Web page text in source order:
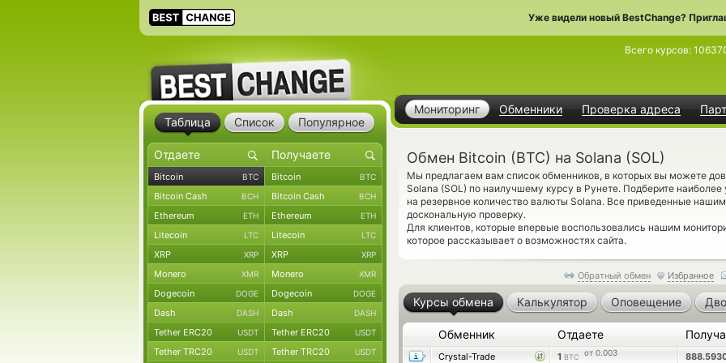
Уже видели новый BestChange?
Мониторинг Обменники Проверка адреса
Всего курсов:
Обмен Bitcoin (BTC) на Solana (SOL)
Мы предлагаем вам список обменников, в которых вы можете
Solana (SOL) по наилучшему курсу в Рунете. Подберите
на резервное количество валюты Solana. Все приведенные
доскональную проверку.
Для клиентов, которые впервые воспользовались нашим
которое рассказывает о возможностях сайта.
Обратный обмен Избранное
Курсы обмена Калькулятор Оповещение
Обменник Отдаете
Crystal-Trade 1 BTC от 0.003
Таблица Список Популярное
Bitcoin BTC Bitcoin BTC
Bitcoin Cash BCH Bitcoin Cash BCH
Ethereum ETH Ethereum ETH
Litecoin LTC Litecoin LTC
XRP XRP XRP XRP
Monero XMR Monero XMR
Dogecoin DOGE Dogecoin DOGE
Dash DASH Dash DASH
Tether ERC20 USDT Tether ERC20 USDT
Tether TRC20 USDT Tether TRC20 USDT